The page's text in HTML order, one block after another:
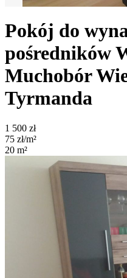
Pokój do
pośredników
Muchobór
Tyrmanda
1 500 zł
75 zł/m²
20 m²